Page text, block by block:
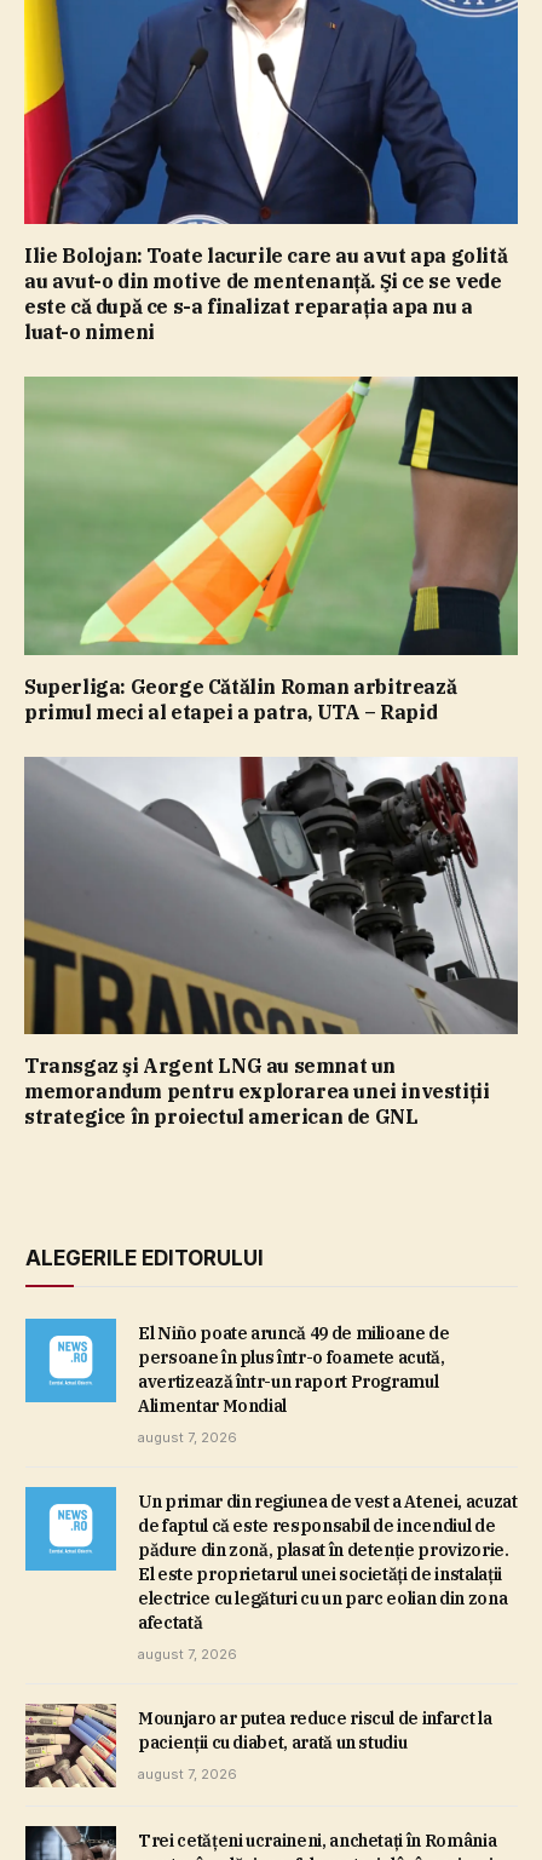
Ilie Bolojan: Toate lacurile care au avut apa golită
au avut-o din motive de mentenanţă. Şi ce se vede
este că după ce s-a finalizat reparaţia apa nu a
luat-o nimeni
Superliga: George Cătălin Roman arbitrează
primul meci al etapei a patra, UTA – Rapid
Transgaz şi Argent LNG au semnat un
memorandum pentru explorarea unei investiţii
strategice în proiectul american de GNL
ALEGERILE EDITORULUI
El Niño poate aruncă 49 de milioane de
persoane în plus într-o foamete acută,
avertizează într-un raport Programul
Alimentar Mondial
august 7, 2026
Un primar din regiunea de vest a Atenei, acuzat
de faptul că este responsabil de incendiul de
pădure din zonă, plasat în detenţie provizorie.
El este proprietarul unei societăţi de instalaţii
electrice cu legături cu un parc eolian din zona
afectată
august 7, 2026
Mounjaro ar putea reduce riscul de infarct la
pacienţii cu diabet, arată un studiu
august 7, 2026
Trei cetăţeni ucraineni, anchetaţi în România